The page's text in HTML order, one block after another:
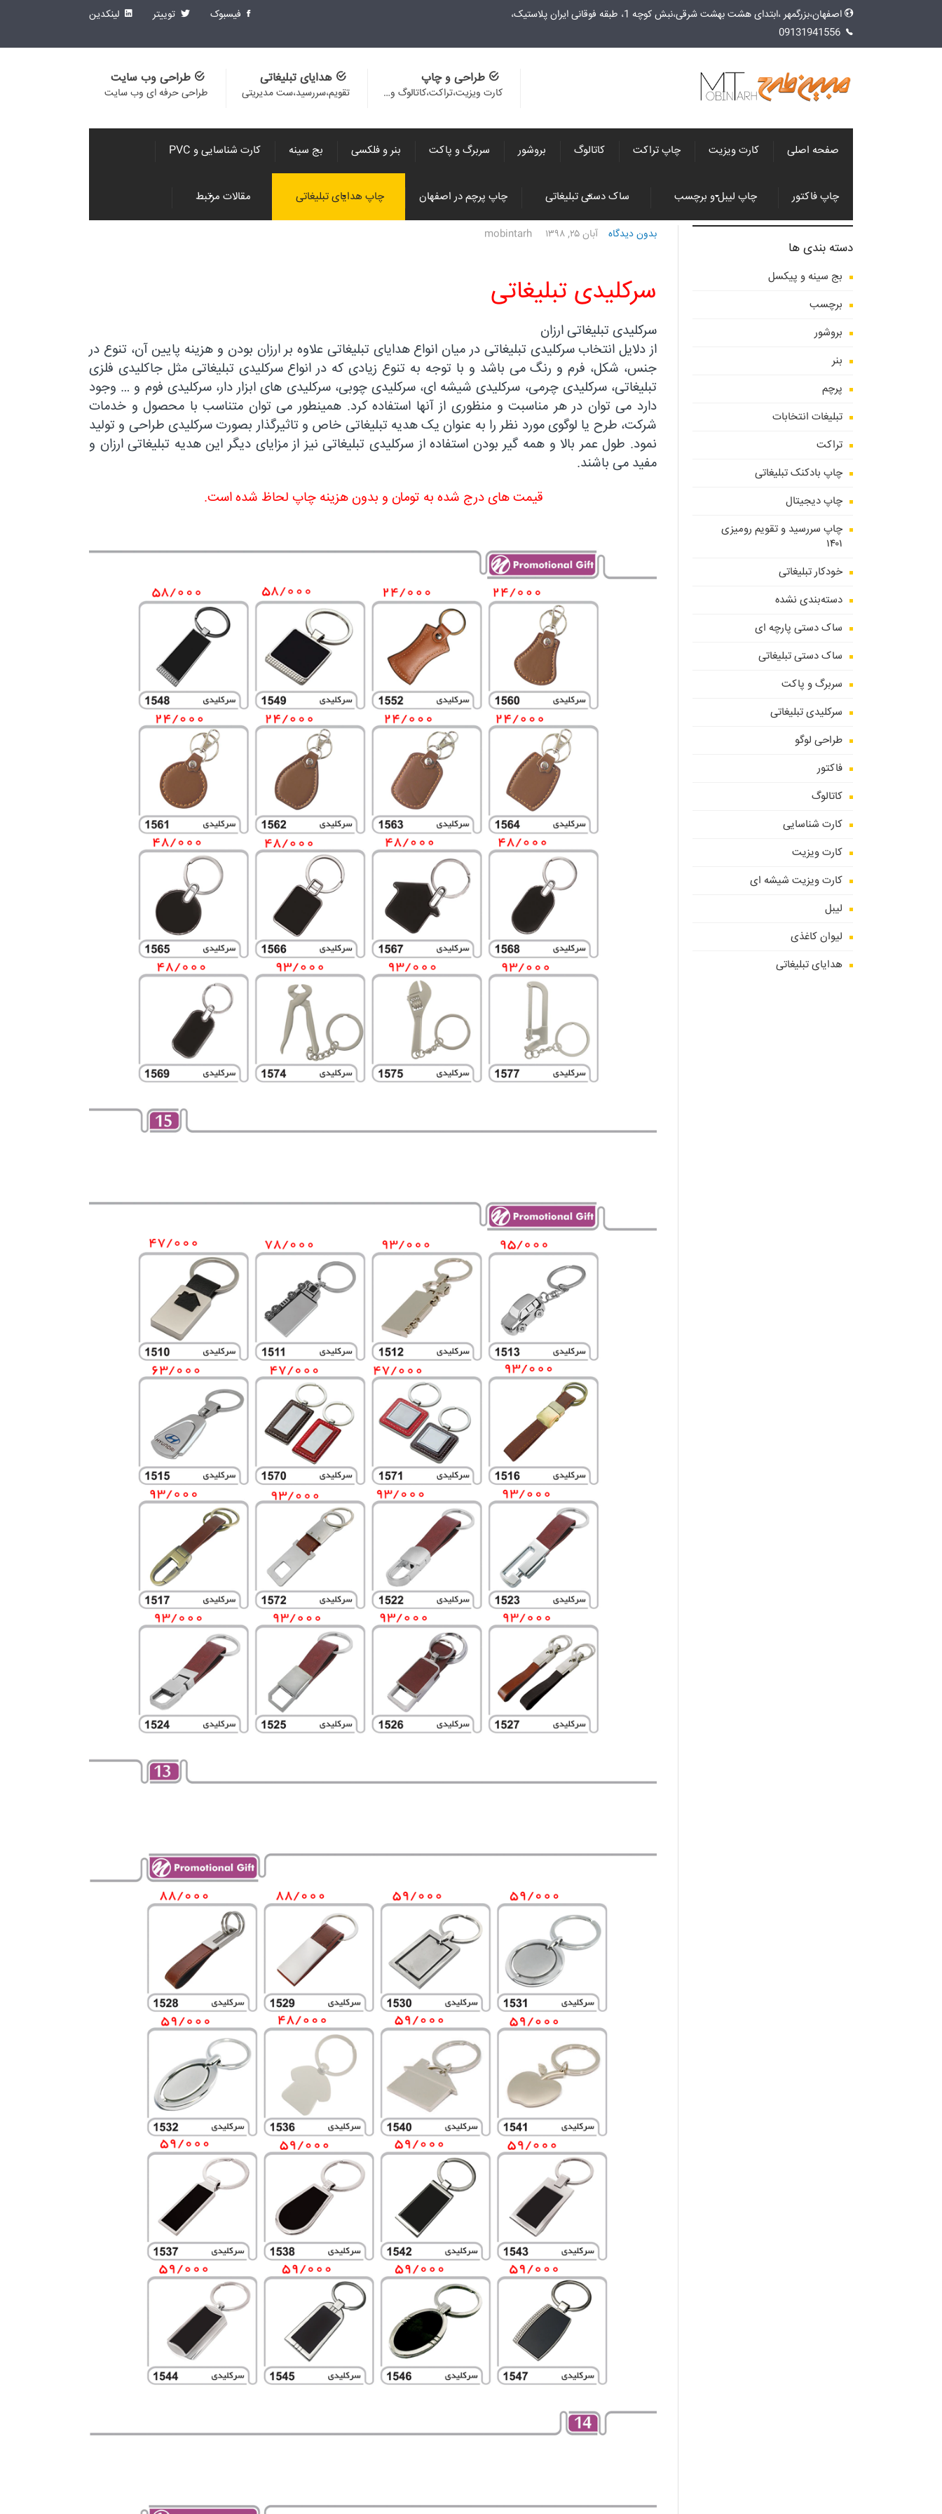
اصفهان،بزرگمهر ،ابتدای هشت بهشت شرقی،نبش کوچه 1، طبقه فوقانی ایران پلاستیک،
فیسبوک توییتر لینکدین
طراحی وب سایت
طراحی حرفه ای وب سایت
هدایای تبلیغاتی
تقویم،سررسید،ست مدیریتی
طراحی و چاپ
کارت ویزیت،تراکت،کاتالوگ و…
صفحه اصلی کارت ویزیت چاپ تراکت کاتالوگ بروشور سربرگ و پاکت بنر و فلکسی بج سینه کارت شناسایی و PVC
چاپ فاکتور چاپ لیبل و برچسب ساک دستی تبلیغاتی چاپ پرچم در اصفهان چاپ هدایای تبلیغاتی مقالات مرتبط
آبان ۲۵, ۱۳۹۸ mobintarh بدون دیدگاه
سرکلیدی تبلیغاتی
سرکلیدی تبلیغاتی ارزان
از دلایل انتخاب سرکلیدی تبلیغاتی در میان انواع هدایای تبلیغاتی علاوه بر ارزان بودن و هزینه پایین آن، تنوع در
جنس، شکل، فرم و رنگ می باشد و با توجه به تنوع زیادی که در انواع سرکلیدی تبلیغاتی مثل جاکلیدی فلزی
تبلیغاتی، سرکلیدی چرمی، سرکلیدی شیشه ای، سرکلیدی چوبی، سرکلیدی های ابزار دار، سرکلیدی فوم و … وجود
دارد می توان در هر مناسبت و منظوری از آنها استفاده کرد. همینطور می توان متناسب با محصول و خدمات
شرکت، طرح یا لوگوی مورد نظر را به عنوان یک هدیه تبلیغاتی خاص و تاثیرگذار بصورت سرکلیدی طراحی و تولید
نمود. طول عمر بالا و همه گیر بودن استفاده از سرکلیدی تبلیغاتی نیز از مزایای دیگر این هدیه تبلیغاتی ارزان و
مفید می باشند.
قیمت های درج شده به تومان و بدون هزینه چاپ لحاظ شده است.
دسته بندی ها
بج سینه و پیکسل
برچسب
بروشور
بنر
پرچم
تبلیغات انتخابات
تراکت
چاپ بادکنک تبلیغاتی
چاپ دیجیتال
چاپ سررسید و تقویم رومیزی
۱۴۰۱
خودکار تبلیغاتی
دسته‌بندی نشده
ساک دستی پارچه ای
ساک دستی تبلیغاتی
سربرگ و پاکت
سرکلیدی تبلیغاتی
طراحی لوگو
فاکتور
کاتالوگ
کارت شناسایی
کارت ویزیت
کارت ویزیت شیشه ای
لیبل
لیوان کاغذی
هدایای تبلیغاتی